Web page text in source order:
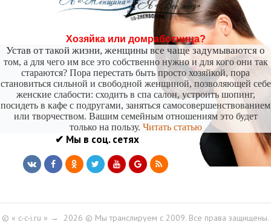
Хозяйка или домработница?
Устав от такой жизни, женщины все чаще задумываются о
том, а для чего им все это собственно нужно и для кого они так
стараются? Пора перестать быть просто хозяйкой, пора
становиться сильной и свободной женщиной, позволяющей себе
женские слабости: сходить в спа салон, устроить шопинг,
посидеть в кафе с подругами, заняться самосовершенствованием
или творчеством. Вашим семейным отношениям это будет
только на пользу. Читать статью
✔ Мы в соц. сетях
© « c-c-i.ru » → 2026 © Мы транслируем с 2009. Все права защищены.